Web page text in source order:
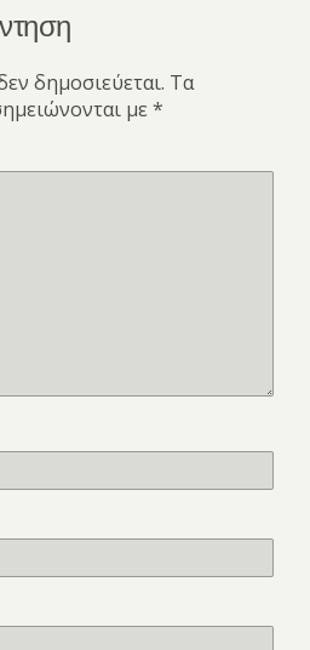
δημοσιεύεται. Τα
με *